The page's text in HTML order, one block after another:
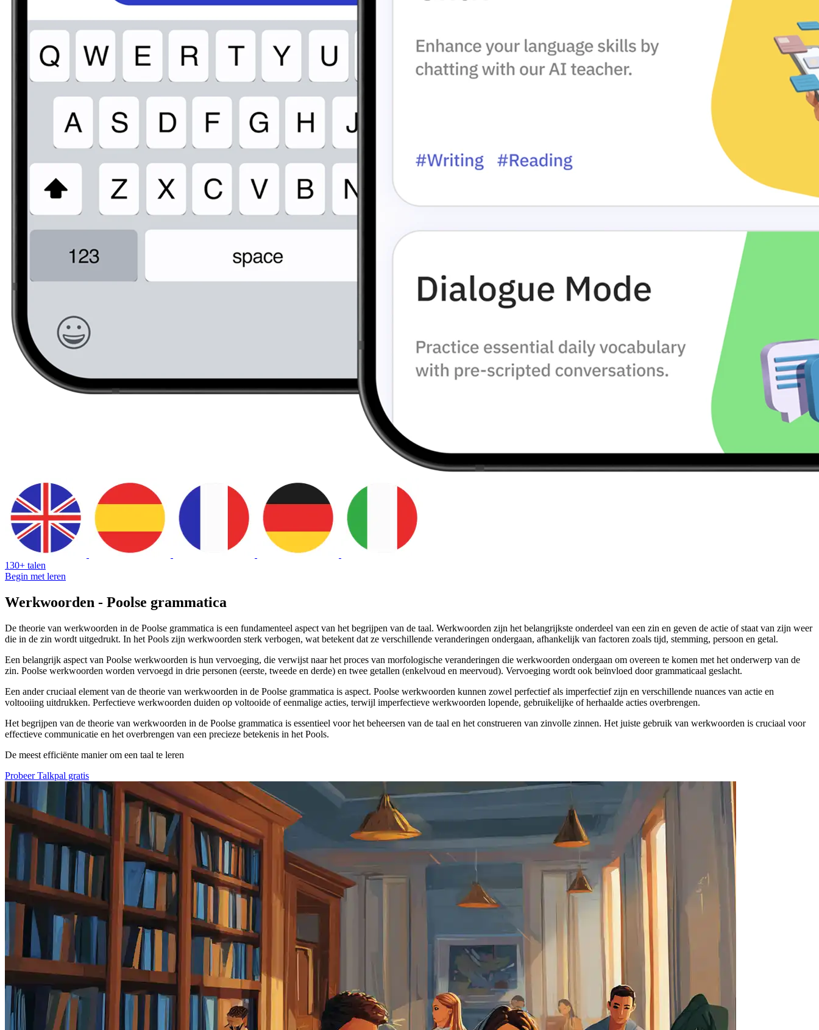
130+ talen
Begin met leren
Werkwoorden - Poolse grammatica
De theorie van werkwoorden in de Poolse grammatica is een fundamenteel aspect van het begrijpen van de taal. Werkwoorden zijn het belangrijkste onderdeel van een zin en geven de actie of staat van zijn weer
die in de zin wordt uitgedrukt. In het Pools zijn werkwoorden sterk verbogen, wat betekent dat ze verschillende veranderingen ondergaan, afhankelijk van factoren zoals tijd, stemming, persoon en getal.
Een belangrijk aspect van Poolse werkwoorden is hun vervoeging, die verwijst naar het proces van morfologische veranderingen die werkwoorden ondergaan om overeen te komen met het onderwerp van de
zin. Poolse werkwoorden worden vervoegd in drie personen (eerste, tweede en derde) en twee getallen (enkelvoud en meervoud). Vervoeging wordt ook beïnvloed door grammaticaal geslacht.
Een ander cruciaal element van de theorie van werkwoorden in de Poolse grammatica is aspect. Poolse werkwoorden kunnen zowel perfectief als imperfectief zijn en verschillende nuances van actie en
voltooiing uitdrukken. Perfectieve werkwoorden duiden op voltooide of eenmalige acties, terwijl imperfectieve werkwoorden lopende, gebruikelijke of herhaalde acties overbrengen.
Het begrijpen van de theorie van werkwoorden in de Poolse grammatica is essentieel voor het beheersen van de taal en het construeren van zinvolle zinnen. Het juiste gebruik van werkwoorden is cruciaal voor
effectieve communicatie en het overbrengen van een precieze betekenis in het Pools.
De meest efficiënte manier om een taal te leren
Probeer Talkpal gratis